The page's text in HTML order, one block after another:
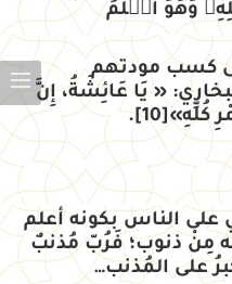
وَهُوَ أَعۡلَمُ
كسب مودتهم
« يَا عَائِشَةُ، إِنَّ
كُلِّهِ»[10]
.
على الناس بكونه أعلم
مِنْ ذنوب؛ فَرُبّ مُذنبٌ
على المُذنب…